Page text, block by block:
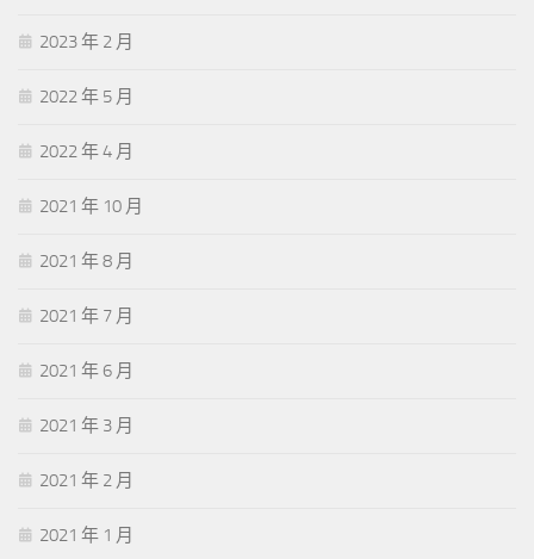
2023 年 2 月
2022 年 5 月
2022 年 4 月
2021 年 10 月
2021 年 8 月
2021 年 7 月
2021 年 6 月
2021 年 3 月
2021 年 2 月
2021 年 1 月